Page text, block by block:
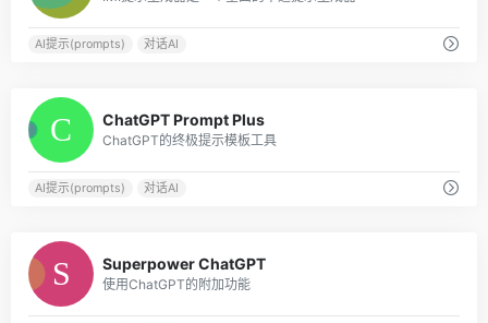
AI提示(prompts) 对话AI
ChatGPT Prompt Plus
ChatGPT的终极提示模板工具
AI提示(prompts) 对话AI
Superpower ChatGPT
使用ChatGPT的附加功能